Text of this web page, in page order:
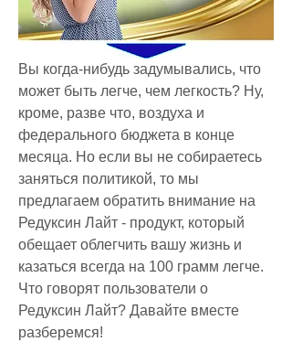
Вы когда-нибудь задумывались, что
может быть легче, чем легкость? Ну,
кроме, разве что, воздуха и
федерального бюджета в конце
месяца. Но если вы не собираетесь
заняться политикой, то мы
предлагаем обратить внимание на
Редуксин Лайт - продукт, который
обещает облегчить вашу жизнь и
казаться всегда на 100 грамм легче.
Что говорят пользователи о
Редуксин Лайт? Давайте вместе
разберемся!